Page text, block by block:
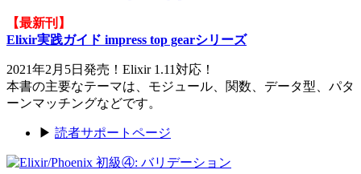
【最新刊】
Elixir実践ガイド impress top gearシリーズ
2021年2月5日発売！Elixir 1.11対応！
本書の主要なテーマは、モジュール、関数、データ型、パタ
ーンマッチングなどです。
▶ 読者サポートページ